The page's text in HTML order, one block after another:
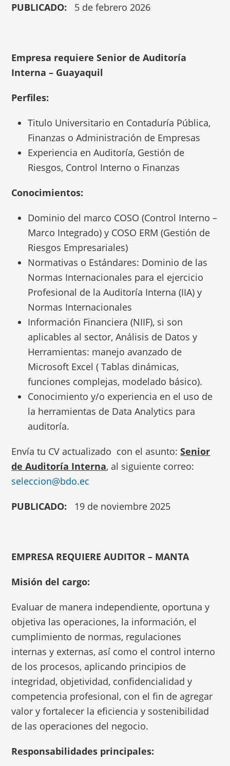
PUBLICADO: 5 de febrero 2026
Empresa requiere Senior de Auditoría
Interna – Guayaquil
Perfiles:
Titulo Universitario en Contaduría Pública,
Finanzas o Administración de Empresas
Experiencia en Auditoría, Gestión de
Riesgos, Control Interno o Finanzas
Conocimientos:
Dominio del marco COSO (Control Interno –
Marco Integrado) y COSO ERM (Gestión de
Riesgos Empresariales)
Normativas o Estándares: Dominio de las
Normas Internacionales para el ejercicio
Profesional de la Auditoría Interna (IIA) y
Normas Internacionales
Información Financiera (NIIF), si son
aplicables al sector, Análisis de Datos y
Herramientas: manejo avanzado de
Microsoft Excel ( Tablas dinámicas,
funciones complejas, modelado básico).
Conocimiento y/o experiencia en el uso de
la herramientas de Data Analytics para
auditoría.
Envía tu CV actualizado con el asunto:Senior
de Auditoría Interna, al siguiente correo:
seleccion@bdo.ec
PUBLICADO: 19 de noviembre 2025
EMPRESA REQUIERE AUDITOR – MANTA
Misión del cargo:
Evaluar de manera independiente, oportuna y
objetiva las operaciones, la información, el
cumplimiento de normas, regulaciones
internas y externas, así como el control interno
de los procesos, aplicando principios de
integridad, objetividad, confidencialidad y
competencia profesional, con el fin de agregar
valor y fortalecer la eficiencia y sostenibilidad
de las operaciones del negocio.
Responsabilidades principales: